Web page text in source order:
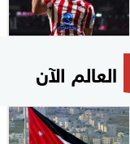
العالم الآن